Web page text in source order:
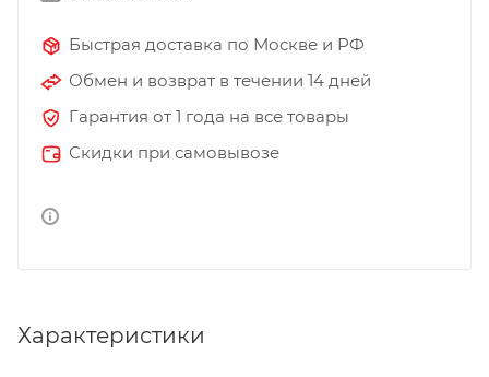
Быстрая доставка по Москве и РФ
Обмен и возврат в течении 14 дней
Гарантия от 1 года на все товары
Скидки при самовывозе
Характеристики